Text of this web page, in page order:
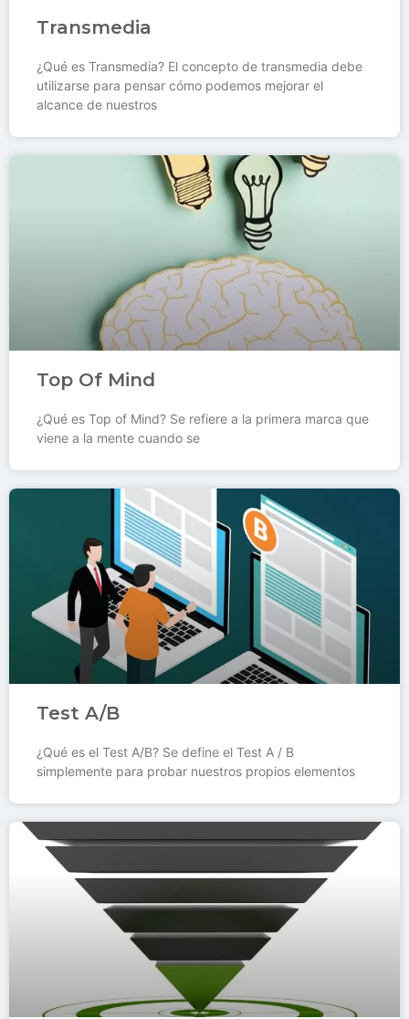
Transmedia
¿Qué es Transmedia? El concepto de transmedia debe
utilizarse para pensar cómo podemos mejorar el
alcance de nuestros
Top Of Mind
¿Qué es Top of Mind? Se refiere a la primera marca que
viene a la mente cuando se
Test A/B
¿Qué es el Test A/B? Se define el Test A / B
simplemente para probar nuestros propios elementos